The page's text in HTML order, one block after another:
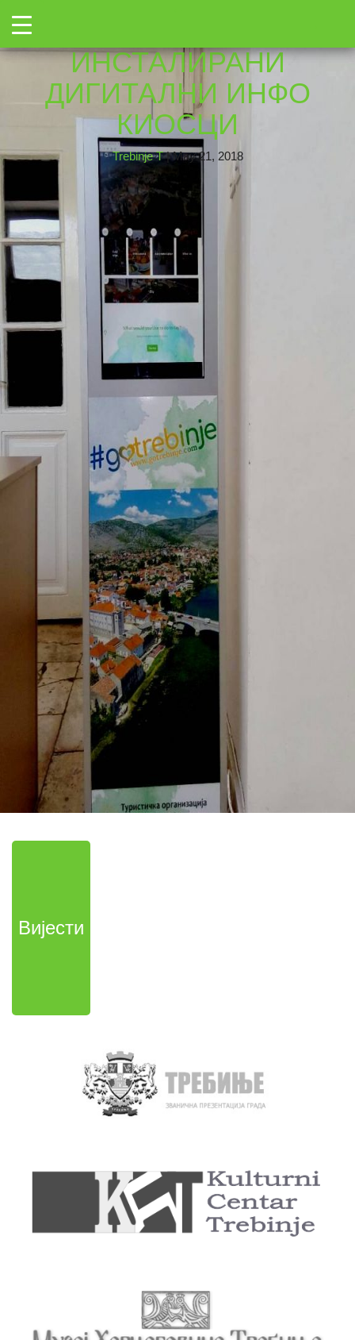
Toggle
ИНСТАЛИРАНИ
ДИГИТАЛНИ ИНФО
КИОСЦИ
Trebinje T |May 21, 2018
Вијести